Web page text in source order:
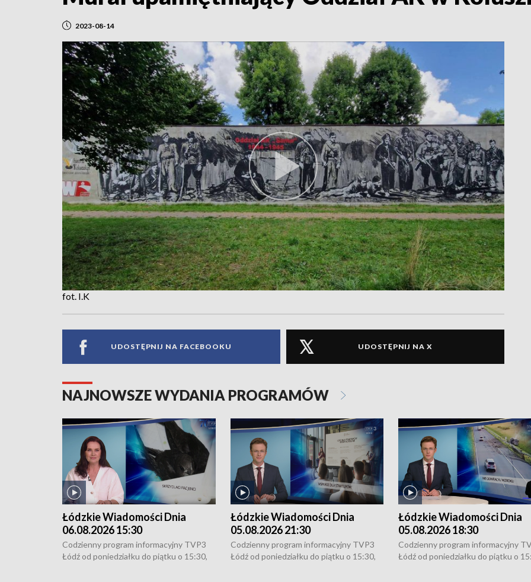
2023-08-14
fot. I.K
UDOSTĘPNIJ NA FACEBOOKU UDOSTĘPNIJ NA X
NAJNOWSZE WYDANIA PROGRAMÓW
Łódzkie Wiadomości Dnia
06.08.2026 15:30
Codzienny program informacyjny TVP3
Łódź od poniedziałku do piątku o 15:30,
Łódzkie Wiadomości Dnia
05.08.2026 21:30
Codzienny program informacyjny TVP3
Łódź od poniedziałku do piątku o 15:30,
Łódzkie Wiadomości Dnia
05.08.2026 18:30
Codzienny program informacyjny
Łódź od poniedziałku do piątku o